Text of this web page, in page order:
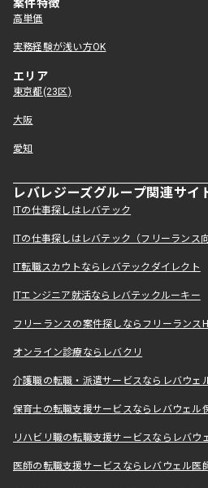
案件特徴
高単価
実務経験が浅い方OK
エリア
東京都(23区)
大阪
愛知
レバレジーズグループ関連サイ
ITの仕事探しはレバテック
ITの仕事探しはレバテック（フリーランス
IT転職スカウトならレバテックダイレクト
ITエンジニア就活ならレバテックルーキー
フリーランスの案件探しならフリーランス
オンライン診療ならレバクリ
介護職の転職・派遣サービスならレバウェ
保育士の転職支援サービスならレバウェル
リハビリ職の転職支援サービスならレバウ
医師の転職支援サービスならレバウェル医